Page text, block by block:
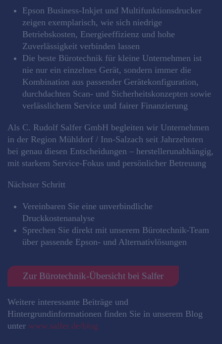
Epson Business‑Inkjet und Multifunktionsdrucker
zeigen exemplarisch, wie sich niedrige
Betriebskosten, Energieeffizienz und hohe
Zuverlässigkeit verbinden lassen
Die beste Bürotechnik für kleine Unternehmen ist
nie nur ein einzelnes Gerät, sondern immer die
Kombination aus passender Gerätekonfiguration,
durchdachten Scan‑ und Sicherheitskonzepten sowie
verlässlichem Service und fairer Finanzierung
Als C. Rudolf Salfer GmbH begleiten wir Unternehmen
in der Region Mühldorf / Inn‑Salzach seit Jahrzehnten
bei genau diesen Entscheidungen – herstellerunabhängig,
mit starkem Service‑Fokus und persönlicher Betreuung
Nächster Schritt
Vereinbaren Sie eine unverbindliche
Druckkostenanalyse
Sprechen Sie direkt mit unserem Bürotechnik‑Team
über passende Epson‑ und Alternativlösungen
Zur Bürotechnik‑Übersicht bei Salfer
Weitere interessante Beiträge und
Hintergrundinformationen finden Sie in unserem Blog
unter www.salfer.de/blog